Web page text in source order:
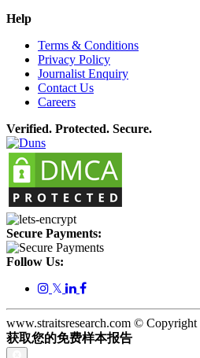
Help
Terms & Conditions
Privacy Policy
Journalist Enquiry
Contact Us
Careers
Verified. Protected. Secure.
Secure Payments:
Follow Us:
𝕏
www.straitsresearch.com © Copyright
获取您的免费样本报告